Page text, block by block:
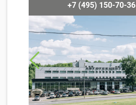
+7 (495) 150-70-36